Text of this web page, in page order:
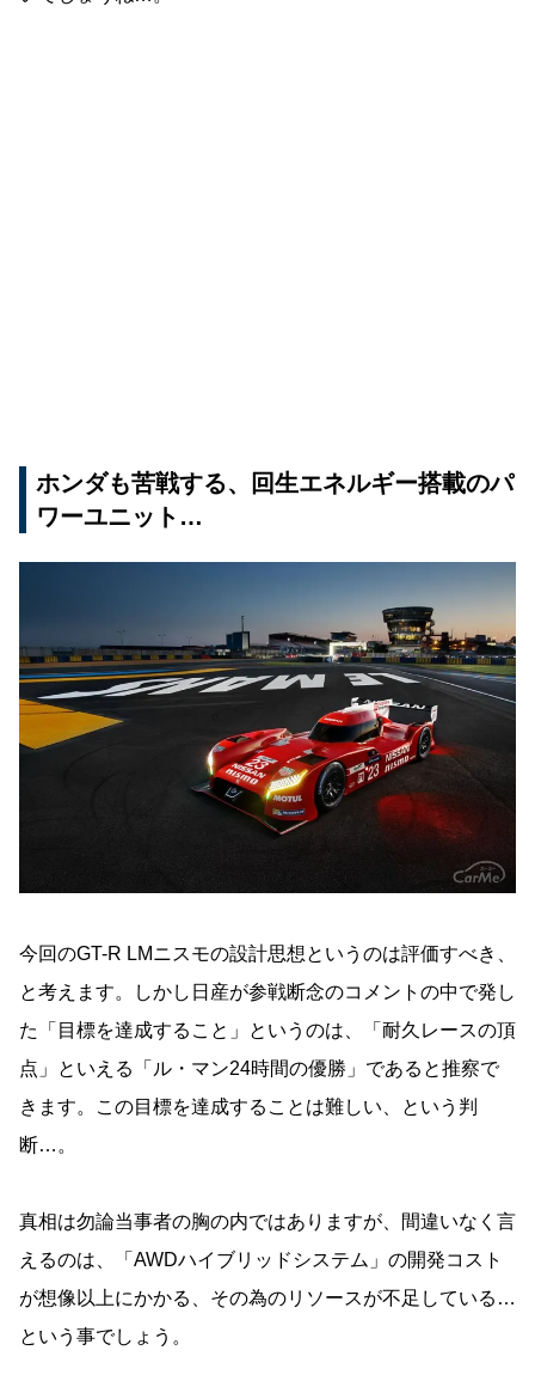
ホンダも苦戦する、回生エネルギー搭載のパ
ワーユニット…
今回のGT-R LMニスモの設計思想というのは評価すべき、
と考えます。しかし日産が参戦断念のコメントの中で発し
た「目標を達成すること」というのは、「耐久レースの頂
点」といえる「ル・マン24時間の優勝」であると推察で
きます。この目標を達成することは難しい、という判
断…。
真相は勿論当事者の胸の内ではありますが、間違いなく言
えるのは、「AWDハイブリッドシステム」の開発コスト
が想像以上にかかる、その為のリソースが不足している…
という事でしょう。